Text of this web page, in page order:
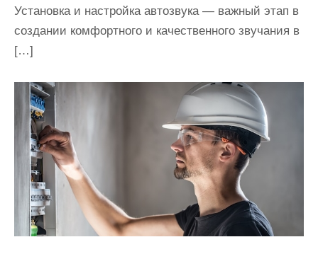
Установка и настройка автозвука — важный этап в
создании комфортного и качественного звучания в
[…]